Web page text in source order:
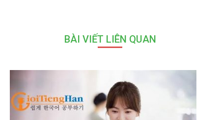
BÀI VIẾT LIÊN QUAN